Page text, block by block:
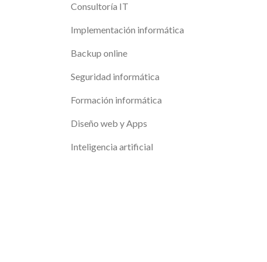
Consultoría IT
Implementación informática
Backup online
Seguridad informática
Formación informática
Diseño web y Apps
Inteligencia artificial